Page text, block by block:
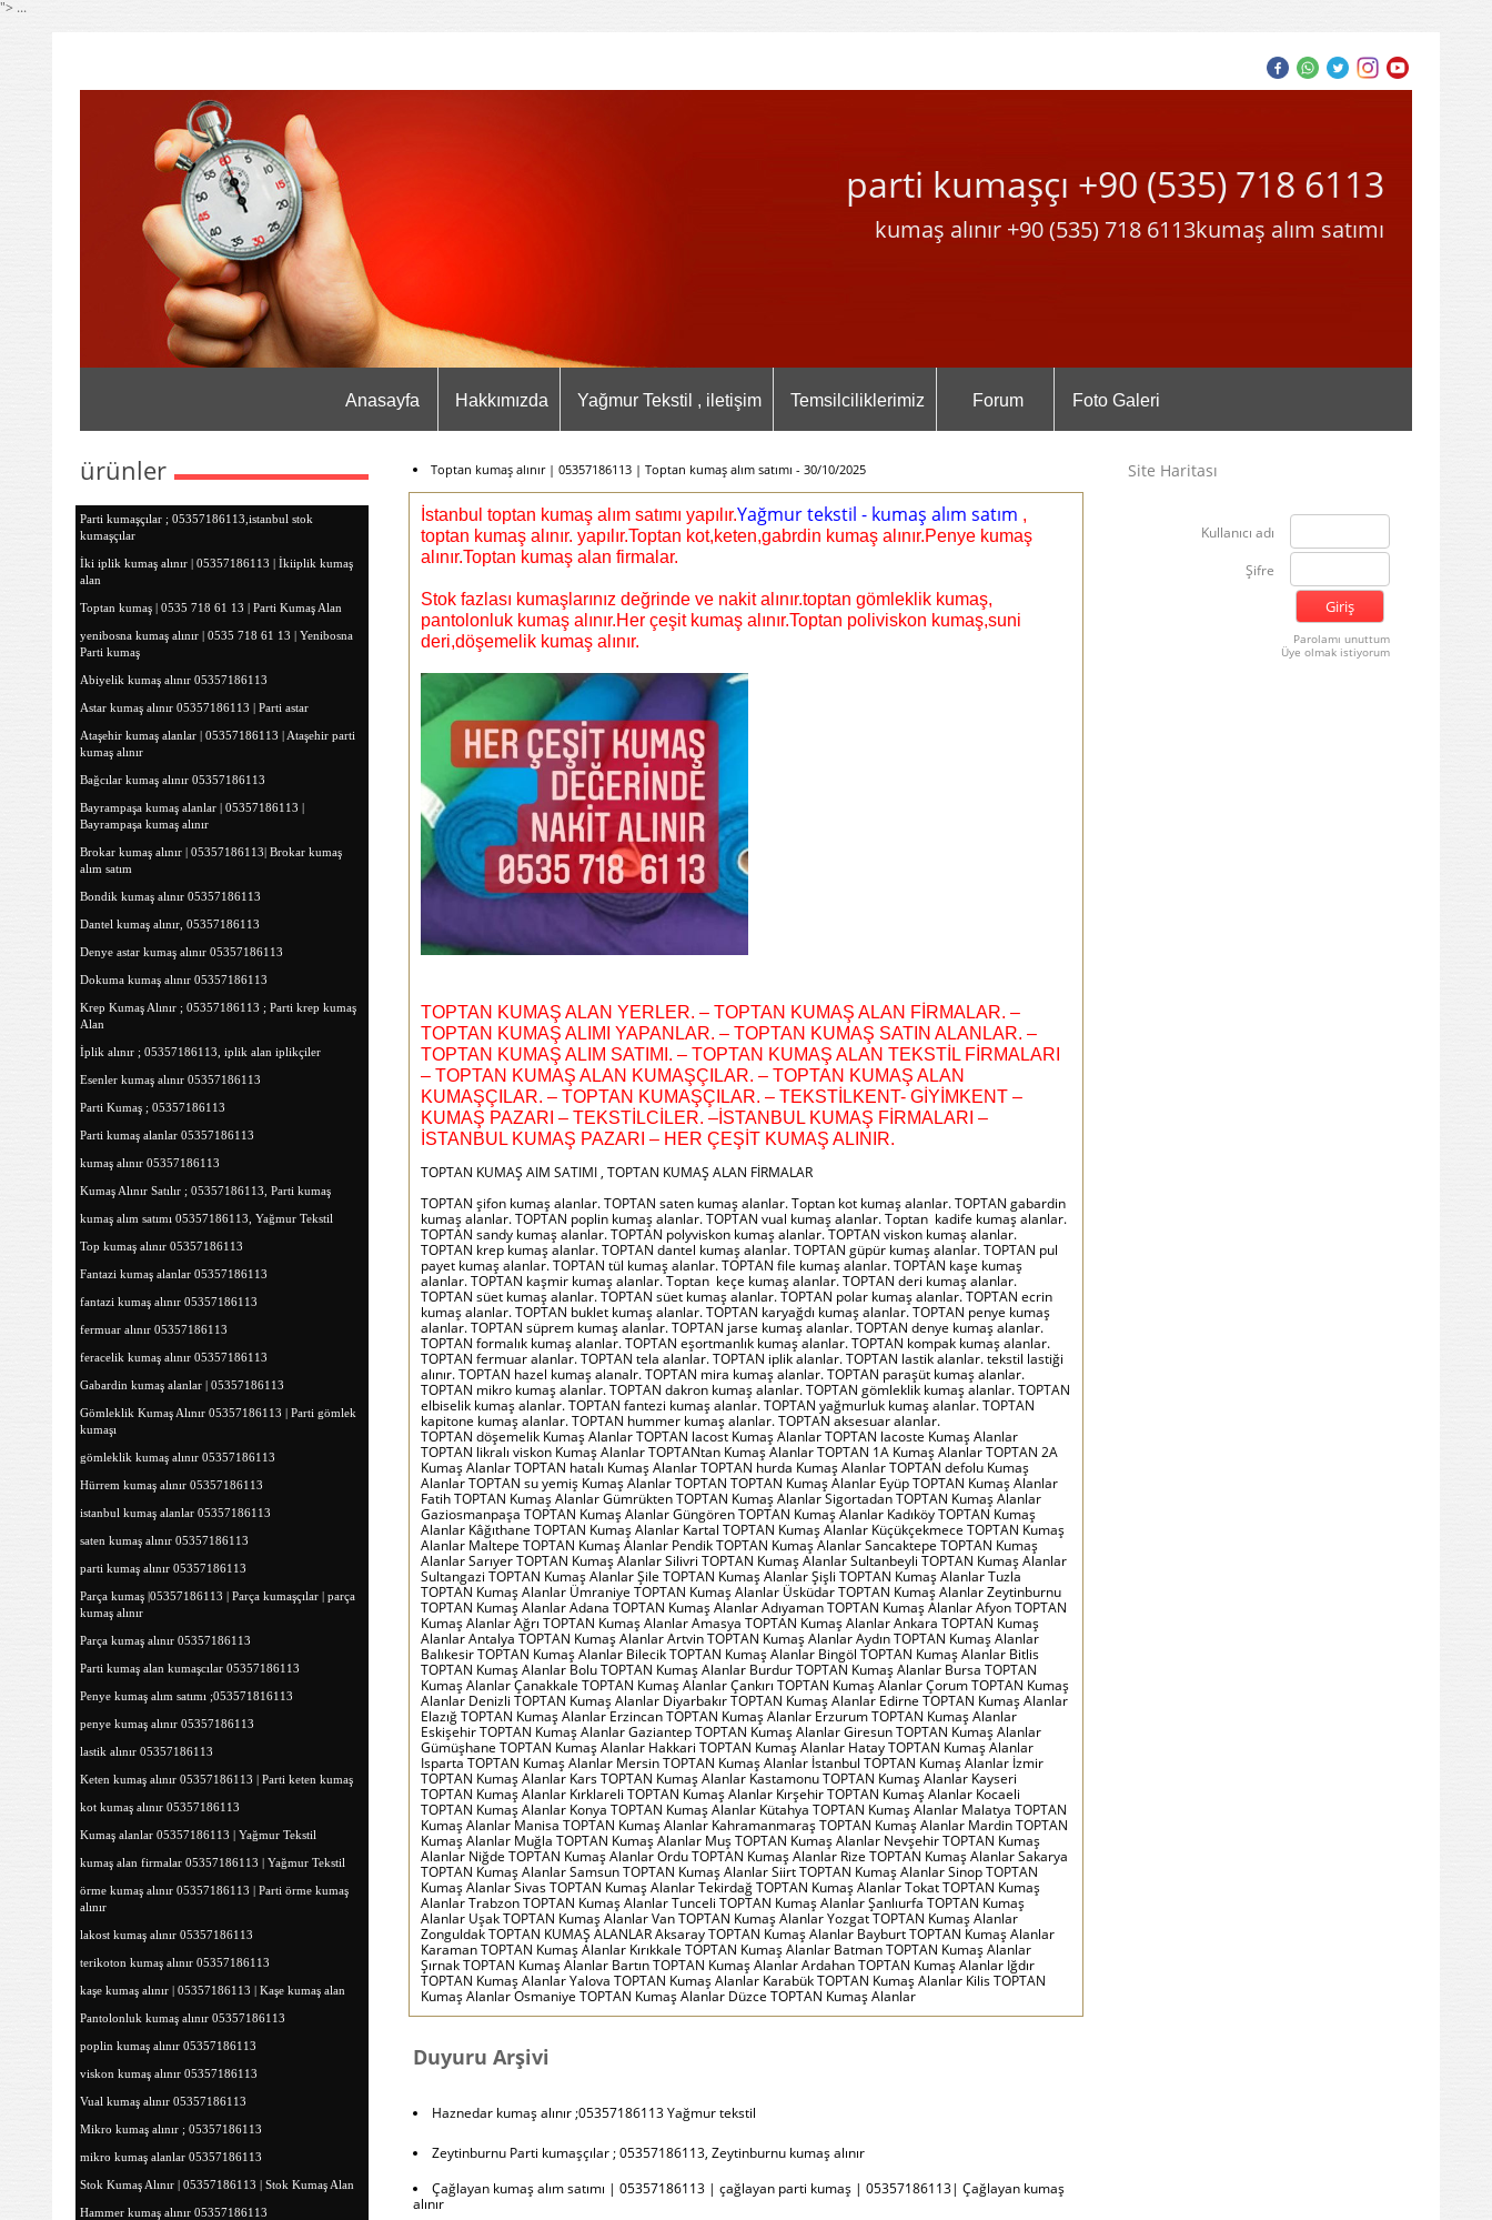
"> ...
parti kumaşçı +90 (535) 718 6113
kumaş alınır +90 (535) 718 6113kumaş alım satımı
Anasayfa Hakkımızda Yağmur Tekstil , iletişim Temsilciliklerimiz Forum Foto Galeri
ürünler
Parti kumaşçılar ; 05357186113,istanbul stok
kumaşçılar
İki iplik kumaş alınır | 05357186113 | İkiiplik kumaş
alan
Toptan kumaş | 0535 718 61 13 | Parti Kumaş Alan
yenibosna kumaş alınır | 0535 718 61 13 | Yenibosna
Parti kumaş
Abiyelik kumaş alınır 05357186113
Astar kumaş alınır 05357186113 | Parti astar
Ataşehir kumaş alanlar | 05357186113 | Ataşehir parti
kumaş alınır
Bağcılar kumaş alınır 05357186113
Bayrampaşa kumaş alanlar | 05357186113 |
Bayrampaşa kumaş alınır
Brokar kumaş alınır | 05357186113| Brokar kumaş
alım satım
Bondik kumaş alınır 05357186113
Dantel kumaş alınır, 05357186113
Denye astar kumaş alınır 05357186113
Dokuma kumaş alınır 05357186113
Krep Kumaş Alınır ; 05357186113 ; Parti krep kumaş
Alan
İplik alınır ; 05357186113, iplik alan iplikçiler
Esenler kumaş alınır 05357186113
Parti Kumaş ; 05357186113
Parti kumaş alanlar 05357186113
kumaş alınır 05357186113
Kumaş Alınır Satılır ; 05357186113, Parti kumaş
kumaş alım satımı 05357186113, Yağmur Tekstil
Top kumaş alınır 05357186113
Fantazi kumaş alanlar 05357186113
fantazi kumaş alınır 05357186113
fermuar alınır 05357186113
feracelik kumaş alınır 05357186113
Gabardin kumaş alanlar | 05357186113
Gömleklik Kumaş Alınır 05357186113 | Parti gömlek
kumaşı
gömleklik kumaş alınır 05357186113
Hürrem kumaş alınır 05357186113
istanbul kumaş alanlar 05357186113
saten kumaş alınır 05357186113
parti kumaş alınır 05357186113
Parça kumaş |05357186113 | Parça kumaşçılar | parça
kumaş alınır
Parça kumaş alınır 05357186113
Parti kumaş alan kumaşcılar 05357186113
Penye kumaş alım satımı ;053571816113
penye kumaş alınır 05357186113
lastik alınır 05357186113
Keten kumaş alınır 05357186113 | Parti keten kumaş
kot kumaş alınır 05357186113
Kumaş alanlar 05357186113 | Yağmur Tekstil
kumaş alan firmalar 05357186113 | Yağmur Tekstil
örme kumaş alınır 05357186113 | Parti örme kumaş
alınır
lakost kumaş alınır 05357186113
terikoton kumaş alınır 05357186113
kaşe kumaş alınır | 05357186113 | Kaşe kumaş alan
Pantolonluk kumaş alınır 05357186113
poplin kumaş alınır 05357186113
viskon kumaş alınır 05357186113
Vual kumaş alınır 05357186113
Mikro kumaş alınır ; 05357186113
mikro kumaş alanlar 05357186113
Stok Kumaş Alınır | 05357186113 | Stok Kumaş Alan
Hammer kumaş alınır 05357186113
Toptan kumaş alınır | 05357186113 | Toptan kumaş alım satımı - 30/10/2025
İstanbul toptan kumaş alım satımı yapılır.Yağmur tekstil - kumaş alım satım ,
toptan kumaş alınır. yapılır.Toptan kot,keten,gabrdin kumaş alınır.Penye kumaş
alınır.Toptan kumaş alan firmalar.
Stok fazlası kumaşlarınız değrinde ve nakit alınır.toptan gömleklik kumaş,
pantolonluk kumaş alınır.Her çeşit kumaş alınır.Toptan poliviskon kumaş,suni
deri,döşemelik kumaş alınır.
TOPTAN KUMAŞ ALAN YERLER. – TOPTAN KUMAŞ ALAN FİRMALAR. –
TOPTAN KUMAŞ ALIMI YAPANLAR. – TOPTAN KUMAŞ SATIN ALANLAR. –
TOPTAN KUMAŞ ALIM SATIMI. – TOPTAN KUMAŞ ALAN TEKSTİL FİRMALARI
– TOPTAN KUMAŞ ALAN KUMAŞÇILAR. – TOPTAN KUMAŞ ALAN
KUMAŞÇILAR. – TOPTAN KUMAŞÇILAR. – TEKSTİLKENT- GİYİMKENT –
KUMAŞ PAZARI – TEKSTİLCİLER. –İSTANBUL KUMAŞ FİRMALARI –
İSTANBUL KUMAŞ PAZARI – HER ÇEŞİT KUMAŞ ALINIR.
TOPTAN KUMAŞ AIM SATIMI , TOPTAN KUMAŞ ALAN FİRMALAR
TOPTAN şifon kumaş alanlar. TOPTAN saten kumaş alanlar. Toptan kot kumaş alanlar. TOPTAN gabardin
kumaş alanlar. TOPTAN poplin kumaş alanlar. TOPTAN vual kumaş alanlar. Toptan kadife kumaş alanlar.
TOPTAN sandy kumaş alanlar. TOPTAN polyviskon kumaş alanlar. TOPTAN viskon kumaş alanlar.
TOPTAN krep kumaş alanlar. TOPTAN dantel kumaş alanlar. TOPTAN güpür kumaş alanlar. TOPTAN pul
payet kumaş alanlar. TOPTAN tül kumaş alanlar. TOPTAN file kumaş alanlar. TOPTAN kaşe kumaş
alanlar. TOPTAN kaşmir kumaş alanlar. Toptan keçe kumaş alanlar. TOPTAN deri kumaş alanlar.
TOPTAN süet kumaş alanlar. TOPTAN süet kumaş alanlar. TOPTAN polar kumaş alanlar. TOPTAN ecrin
kumaş alanlar. TOPTAN buklet kumaş alanlar. TOPTAN karyağdı kumaş alanlar. TOPTAN penye kumaş
alanlar. TOPTAN süprem kumaş alanlar. TOPTAN jarse kumaş alanlar. TOPTAN denye kumaş alanlar.
TOPTAN formalık kumaş alanlar. TOPTAN eşortmanlık kumaş alanlar. TOPTAN kompak kumaş alanlar.
TOPTAN fermuar alanlar. TOPTAN tela alanlar. TOPTAN iplik alanlar. TOPTAN lastik alanlar. tekstil lastiği
alınır. TOPTAN hazel kumaş alanalr. TOPTAN mira kumaş alanlar. TOPTAN paraşüt kumaş alanlar.
TOPTAN mikro kumaş alanlar. TOPTAN dakron kumaş alanlar. TOPTAN gömleklik kumaş alanlar. TOPTAN
elbiselik kumaş alanlar. TOPTAN fantezi kumaş alanlar. TOPTAN yağmurluk kumaş alanlar. TOPTAN
kapitone kumaş alanlar. TOPTAN hummer kumaş alanlar. TOPTAN aksesuar alanlar.
TOPTAN döşemelik Kumaş Alanlar TOPTAN lacost Kumaş Alanlar TOPTAN lacoste Kumaş Alanlar
TOPTAN likralı viskon Kumaş Alanlar TOPTANtan Kumaş Alanlar TOPTAN 1A Kumaş Alanlar TOPTAN 2A
Kumaş Alanlar TOPTAN hatalı Kumaş Alanlar TOPTAN hurda Kumaş Alanlar TOPTAN defolu Kumaş
Alanlar TOPTAN su yemiş Kumaş Alanlar TOPTAN TOPTAN Kumaş Alanlar Eyüp TOPTAN Kumaş Alanlar
Fatih TOPTAN Kumaş Alanlar Gümrükten TOPTAN Kumaş Alanlar Sigortadan TOPTAN Kumaş Alanlar
Gaziosmanpaşa TOPTAN Kumaş Alanlar Güngören TOPTAN Kumaş Alanlar Kadıköy TOPTAN Kumaş
Alanlar Kâğıthane TOPTAN Kumaş Alanlar Kartal TOPTAN Kumaş Alanlar Küçükçekmece TOPTAN Kumaş
Alanlar Maltepe TOPTAN Kumaş Alanlar Pendik TOPTAN Kumaş Alanlar Sancaktepe TOPTAN Kumaş
Alanlar Sarıyer TOPTAN Kumaş Alanlar Silivri TOPTAN Kumaş Alanlar Sultanbeyli TOPTAN Kumaş Alanlar
Sultangazi TOPTAN Kumaş Alanlar Şile TOPTAN Kumaş Alanlar Şişli TOPTAN Kumaş Alanlar Tuzla
TOPTAN Kumaş Alanlar Ümraniye TOPTAN Kumaş Alanlar Üsküdar TOPTAN Kumaş Alanlar Zeytinburnu
TOPTAN Kumaş Alanlar Adana TOPTAN Kumaş Alanlar Adıyaman TOPTAN Kumaş Alanlar Afyon TOPTAN
Kumaş Alanlar Ağrı TOPTAN Kumaş Alanlar Amasya TOPTAN Kumaş Alanlar Ankara TOPTAN Kumaş
Alanlar Antalya TOPTAN Kumaş Alanlar Artvin TOPTAN Kumaş Alanlar Aydın TOPTAN Kumaş Alanlar
Balıkesir TOPTAN Kumaş Alanlar Bilecik TOPTAN Kumaş Alanlar Bingöl TOPTAN Kumaş Alanlar Bitlis
TOPTAN Kumaş Alanlar Bolu TOPTAN Kumaş Alanlar Burdur TOPTAN Kumaş Alanlar Bursa TOPTAN
Kumaş Alanlar Çanakkale TOPTAN Kumaş Alanlar Çankırı TOPTAN Kumaş Alanlar Çorum TOPTAN Kumaş
Alanlar Denizli TOPTAN Kumaş Alanlar Diyarbakır TOPTAN Kumaş Alanlar Edirne TOPTAN Kumaş Alanlar
Elazığ TOPTAN Kumaş Alanlar Erzincan TOPTAN Kumaş Alanlar Erzurum TOPTAN Kumaş Alanlar
Eskişehir TOPTAN Kumaş Alanlar Gaziantep TOPTAN Kumaş Alanlar Giresun TOPTAN Kumaş Alanlar
Gümüşhane TOPTAN Kumaş Alanlar Hakkari TOPTAN Kumaş Alanlar Hatay TOPTAN Kumaş Alanlar
Isparta TOPTAN Kumaş Alanlar Mersin TOPTAN Kumaş Alanlar İstanbul TOPTAN Kumaş Alanlar İzmir
TOPTAN Kumaş Alanlar Kars TOPTAN Kumaş Alanlar Kastamonu TOPTAN Kumaş Alanlar Kayseri
TOPTAN Kumaş Alanlar Kırklareli TOPTAN Kumaş Alanlar Kırşehir TOPTAN Kumaş Alanlar Kocaeli
TOPTAN Kumaş Alanlar Konya TOPTAN Kumaş Alanlar Kütahya TOPTAN Kumaş Alanlar Malatya TOPTAN
Kumaş Alanlar Manisa TOPTAN Kumaş Alanlar Kahramanmaraş TOPTAN Kumaş Alanlar Mardin TOPTAN
Kumaş Alanlar Muğla TOPTAN Kumaş Alanlar Muş TOPTAN Kumaş Alanlar Nevşehir TOPTAN Kumaş
Alanlar Niğde TOPTAN Kumaş Alanlar Ordu TOPTAN Kumaş Alanlar Rize TOPTAN Kumaş Alanlar Sakarya
TOPTAN Kumaş Alanlar Samsun TOPTAN Kumaş Alanlar Siirt TOPTAN Kumaş Alanlar Sinop TOPTAN
Kumaş Alanlar Sivas TOPTAN Kumaş Alanlar Tekirdağ TOPTAN Kumaş Alanlar Tokat TOPTAN Kumaş
Alanlar Trabzon TOPTAN Kumaş Alanlar Tunceli TOPTAN Kumaş Alanlar Şanlıurfa TOPTAN Kumaş
Alanlar Uşak TOPTAN Kumaş Alanlar Van TOPTAN Kumaş Alanlar Yozgat TOPTAN Kumaş Alanlar
Zonguldak TOPTAN KUMAŞ ALANLAR Aksaray TOPTAN Kumaş Alanlar Bayburt TOPTAN Kumaş Alanlar
Karaman TOPTAN Kumaş Alanlar Kırıkkale TOPTAN Kumaş Alanlar Batman TOPTAN Kumaş Alanlar
Şırnak TOPTAN Kumaş Alanlar Bartın TOPTAN Kumaş Alanlar Ardahan TOPTAN Kumaş Alanlar Iğdır
TOPTAN Kumaş Alanlar Yalova TOPTAN Kumaş Alanlar Karabük TOPTAN Kumaş Alanlar Kilis TOPTAN
Kumaş Alanlar Osmaniye TOPTAN Kumaş Alanlar Düzce TOPTAN Kumaş Alanlar
Duyuru Arşivi
Haznedar kumaş alınır ;05357186113 Yağmur tekstil
Zeytinburnu Parti kumaşçılar ; 05357186113, Zeytinburnu kumaş alınır
Çağlayan kumaş alım satımı | 05357186113 | çağlayan parti kumaş | 05357186113| Çağlayan kumaş
alınır
Site Haritası
Kullanıcı adı
Şifre
Parolamı unuttum
Üye olmak istiyorum